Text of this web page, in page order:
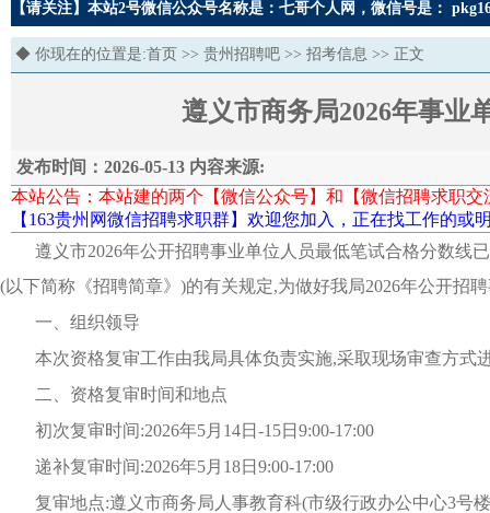
【请关注】本站2号微信公众号名称是：七哥个人网，微信号是：
◆ 你现在的位置是:首页 >> 贵州招聘吧 >> 招考信息 >> 正文
遵义市商务局2026年事业
发布时间：2026-05-13 内容来源:
本站公告：本站建的两个【微信公众号】和【微信招聘求职
【163贵州网微信招聘求职群】欢迎您加入，正在找工作的
遵义市2026年公开招聘事业单位人员最低笔试合格分数线
(以下简称《招聘简章》)的有关规定,为做好我局2026年公开招
一、组织领导
本次资格复审工作由我局具体负责实施,采取现场审查方式
二、资格复审时间和地点
初次复审时间:2026年5月 14日-15日 9:00-17:00
递补复审时间:2026年5月 18日9:00-17:00
复审地点:遵义市商务局人事教育科(市级行政办公中心3号